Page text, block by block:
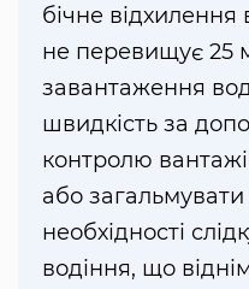
бічне відхилення
не перевищує 25
завантаження
швидкість за
контролю
або загальмувати
необхідності
водіння, що